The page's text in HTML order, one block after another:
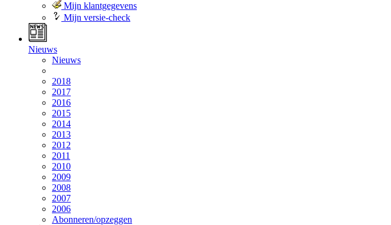
Mijn klantgegevens
Mijn versie-check
Nieuws
Nieuws
2018
2017
2016
2015
2014
2013
2012
2011
2010
2009
2008
2007
2006
Abonneren/opzeggen